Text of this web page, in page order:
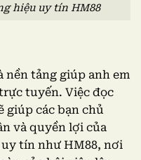
hiệu uy tín HM88
nền tảng giúp anh em
tuyến. Việc đọc
giúp các bạn chủ
và quyền lợi của
tín như HM88, nơi